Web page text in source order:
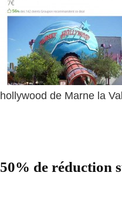
hollywood de Marne la
50% de réduction